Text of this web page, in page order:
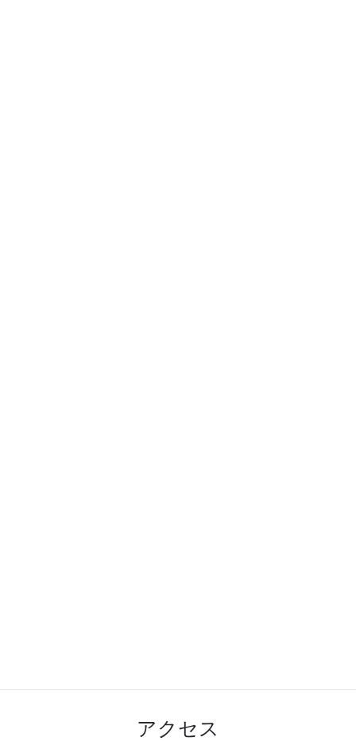
アクセス